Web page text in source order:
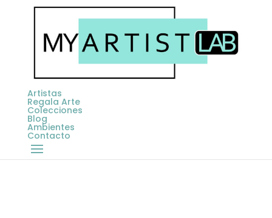
Artistas
Regala Arte
Colecciones
Blog
Ambientes
Contacto